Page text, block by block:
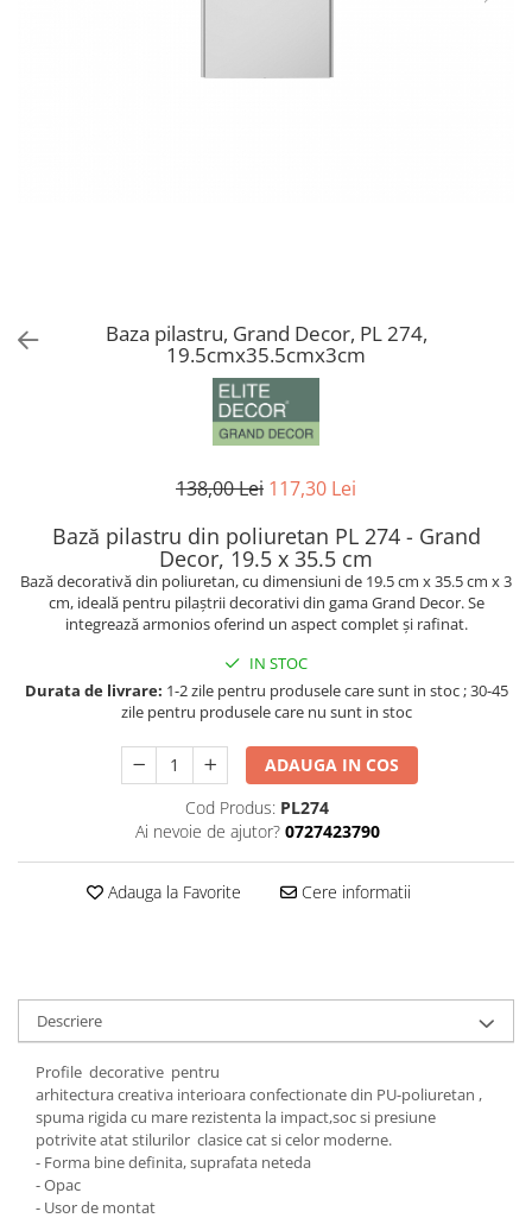
Baza pilastru, Grand Decor, PL 274,
19.5cmx35.5cmx3cm
138,00 Lei 117,30 Lei
Bază pilastru din poliuretan PL 274 - Grand
Decor, 19.5 x 35.5 cm
Bază decorativă din poliuretan, cu dimensiuni de 19.5 cm x 35.5 cm x 3
cm, ideală pentru pilaștrii decorativi din gama Grand Decor. Se
integrează armonios oferind un aspect complet și rafinat.
IN STOC
Durata de livrare: 1-2 zile pentru produsele care sunt in stoc ; 30-45
zile pentru produsele care nu sunt in stoc
ADAUGA IN COS
Cod Produs: PL274
Ai nevoie de ajutor? 0727423790
Adauga la Favorite Cere informatii
Descriere
Profile decorative pentru
arhitectura creativa interioara confectionate din PU-poliuretan ,
spuma rigida cu mare rezistenta la impact,soc si presiune
potrivite atat stilurilor clasice cat si celor moderne.
- Forma bine definita, suprafata neteda
- Opac
- Usor de montat